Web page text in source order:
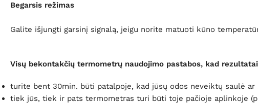
Begarsis režimas
Galite išjungti garsinį signalą, jeigu norite matuoti kūno
Visų bekontakčių termometrų naudojimo pastabos, kad
turite bent 30min. būti patalpoje, kad jūsų odos neveiktų saulė ar
tiek jūs, tiek ir pats termometras turi būti toje pačioje aplinkoje